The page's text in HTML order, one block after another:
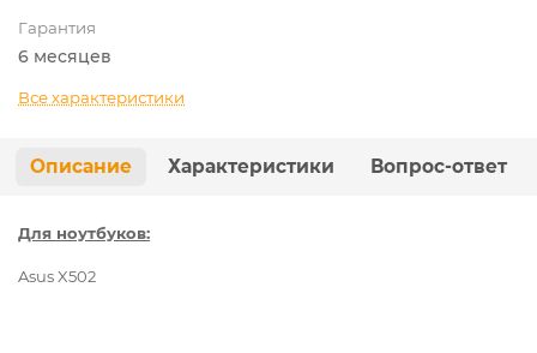
Гарантия
6 месяцев
Все характеристики
Описание Характеристики Вопрос-ответ
Для ноутбуков:
AsusX502